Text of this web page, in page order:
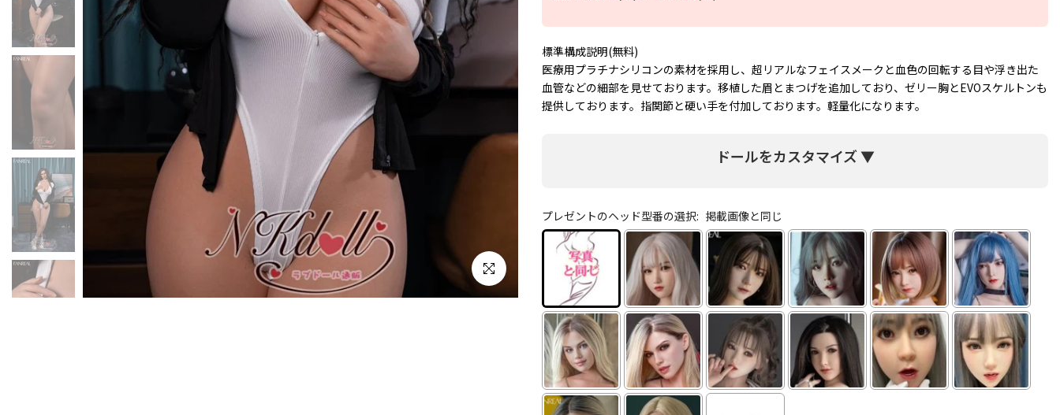
クリックして拡大する
標準構成説明(無料)
医療用プラチナシリコンの素材を採用し、超リアルなフェイスメークと血色の回転する目や浮き出た
血管などの細部を見せております。移植した眉とまつげを追加しており、ゼリー胸とEVOスケルトンも
提供しております。指関節と硬い手を付加しております。軽量化になります。
ドールをカスタマイズ ▼
プレゼントのヘッド型番の選択: 掲載画像と同じ